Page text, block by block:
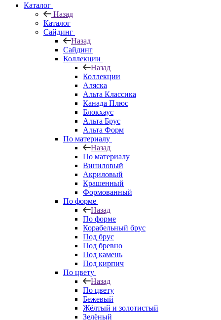
Каталог
Назад
Каталог
Сайдинг
Назад
Сайдинг
Коллекции
Назад
Коллекции
Аляска
Альта Классика
Канада Плюс
Блокхаус
Альта Брус
Альта Форм
По материалу
Назад
По материалу
Виниловый
Акриловый
Крашенный
Формованный
По форме
Назад
По форме
Корабельный брус
Под брус
Под бревно
Под камень
Под кирпич
По цвету
Назад
По цвету
Бежевый
Жёлтый и золотистый
Зелёный